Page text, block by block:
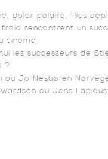
polar polaire, flics
rencontrent un
cinéma.
les successeurs de
?
ou Jo Nesbø en
ou Jens